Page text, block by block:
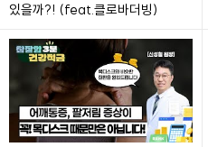
있을까?! (feat.클로바더빙)